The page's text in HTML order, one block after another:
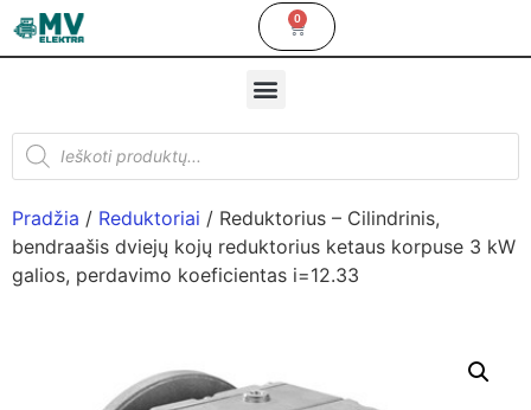
0
Pradžia / Reduktoriai / Reduktorius – Cilindrinis,
bendraašis dviejų kojų reduktorius ketaus korpuse 3 kW
galios, perdavimo koeficientas i=12.33